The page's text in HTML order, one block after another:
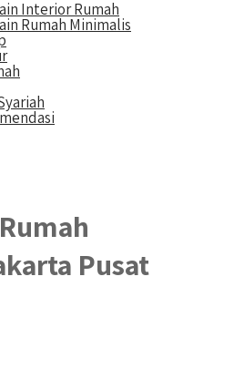
Interior Rumah
Rumah Minimalis
Pusat